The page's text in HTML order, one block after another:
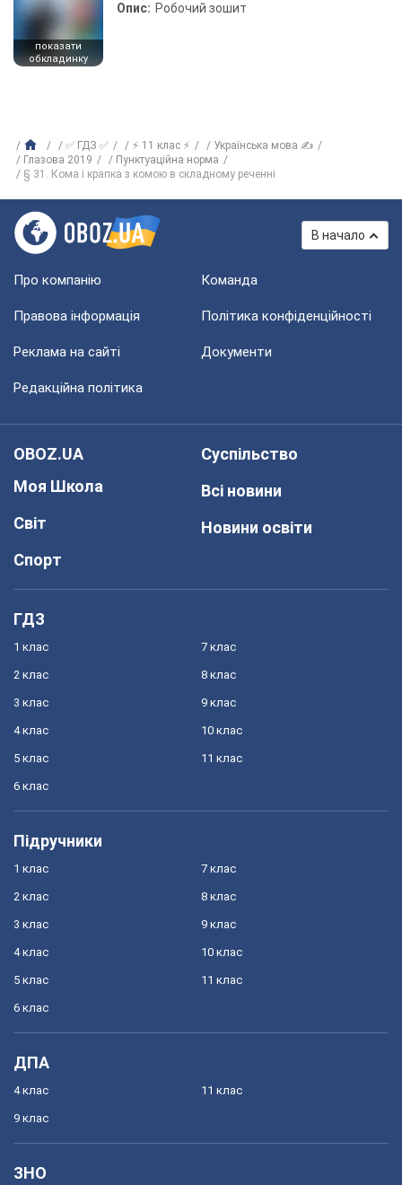
показати
обкладинку
Опис: Робочий зошит
✅ ГДЗ ✅ ⚡ 11 клас ⚡
Українська мова ✍
Глазова 2019
Пунктуаційна норма
§ 31. Кома і крапка з комою в складному реченні
В начало
Про компанію Команда
Правова інформація Політика конфіденційності
Реклама на сайті Документи
Редакційна політика
OBOZ.UA
Моя Школа
Світ
Спорт
Суспільство
Всі новини
Новини освіти
ГДЗ
1 клас
2 клас
3 клас
4 клас
5 клас
6 клас
7 клас
8 клас
9 клас
10 клас
11 клас
Підручники
1 клас
2 клас
3 клас
4 клас
5 клас
6 клас
7 клас
8 клас
9 клас
10 клас
11 клас
ДПА
4 клас
9 клас
11 клас
ЗНО